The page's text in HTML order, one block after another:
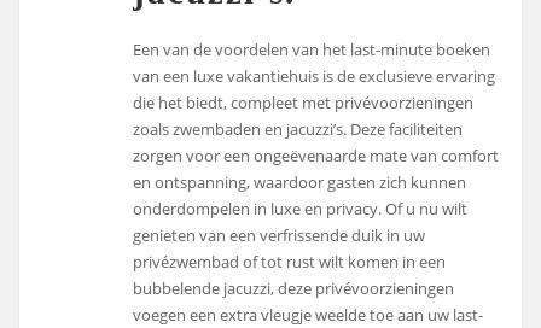
Een van de voordelen van het last-minute boeken
van een luxe vakantiehuis is de exclusieve ervaring
die het biedt, compleet met privévoorzieningen
zoals zwembaden en jacuzzi’s. Deze faciliteiten
zorgen voor een ongeëvenaarde mate van comfort
en ontspanning, waardoor gasten zich kunnen
onderdompelen in luxe en privacy. Of u nu wilt
genieten van een verfrissende duik in uw
privézwembad of tot rust wilt komen in een
bubbelende jacuzzi, deze privévoorzieningen
voegen een extra vleugje weelde toe aan uw last-